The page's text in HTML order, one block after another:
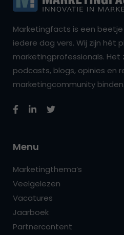
Marketingfacts is een
iedere dag vers. Wij zijn hét
marketingprofessionals. Het
podcasts, blogs, opinies en
marketingcommunity binden.
Menu
Marketingthema’s
Veelgelezen
Vacatures
Jaarboek
Partnercontent